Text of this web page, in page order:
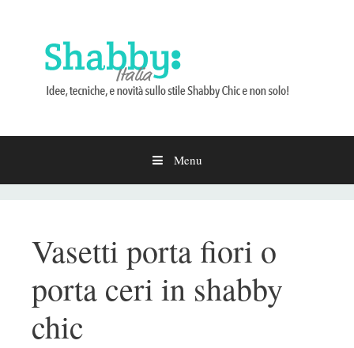
Menu
Vasetti porta fiori o
porta ceri in shabby
chic